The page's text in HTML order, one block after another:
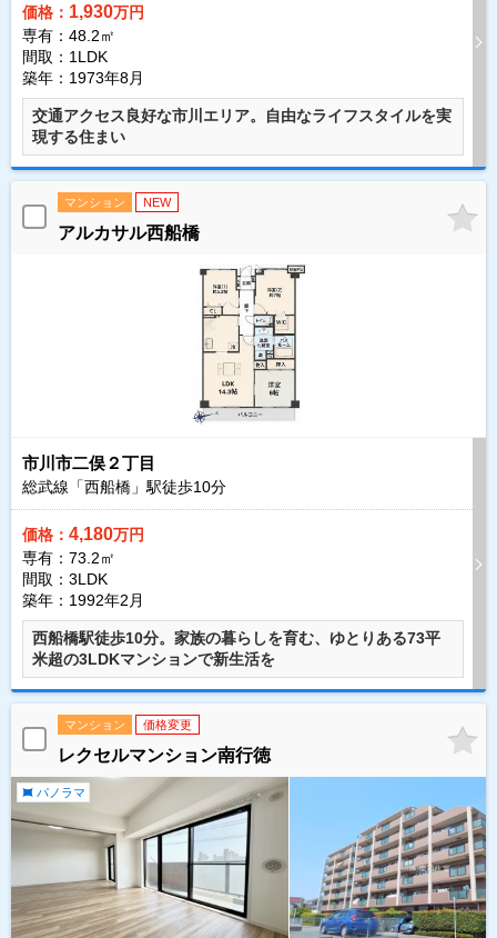
価格： 1,930万円
専有：48.2㎡
間取：1LDK
築年：1973年8月
交通アクセス良好な市川エリア。自由なライフスタイルを実
現する住まい
マンション NEW
アルカサル西船橋
市川市二俣２丁目
総武線「西船橋」駅徒歩10分
価格： 4,180万円
専有：73.2㎡
間取：3LDK
築年：1992年2月
西船橋駅徒歩10分。家族の暮らしを育む、ゆとりある73平
米超の3LDKマンションで新生活を
マンション 価格変更
レクセルマンション南行徳
パノラマ